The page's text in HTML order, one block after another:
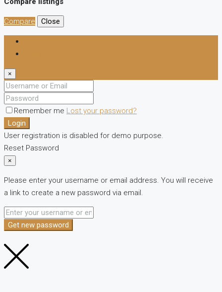
Compare Close
×
Remember me Lost your password?
Login
User registration is disabled for demo purpose.
Reset Password
×
Please enter your username or email address. You will receive
a link to create a new password via email.
Get new password